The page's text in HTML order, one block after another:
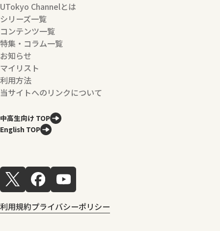
UTokyo Channelとは
シリーズ一覧
コンテンツ一覧
特集・コラム一覧
お知らせ
マイリスト
利用方法
当サイトへのリンクについて
中高生向け TOP
English TOP
利用規約プライバシーポリシー